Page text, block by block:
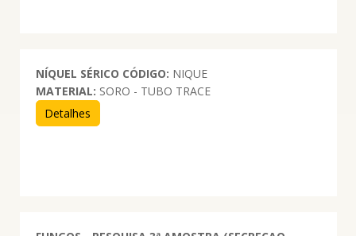
NÍQUEL SÉRICO CÓDIGO: NIQUE
MATERIAL: SORO - TUBO TRACE
Detalhes